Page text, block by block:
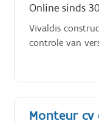
Online sinds
Vivaldis
controle van
Monteur cv